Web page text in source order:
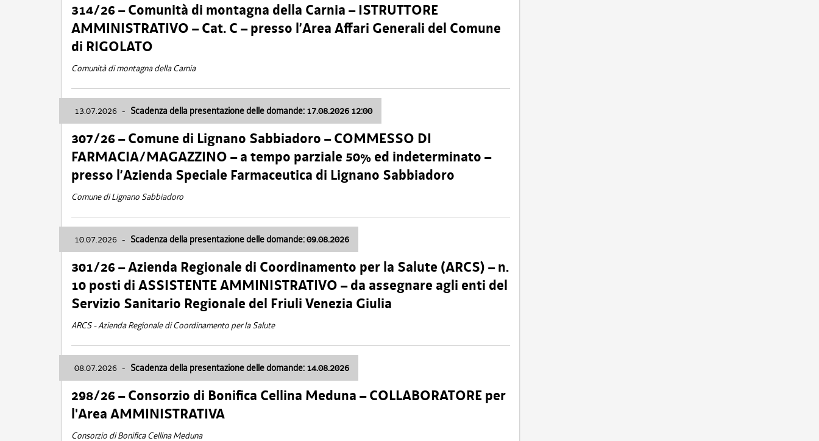
314/26 – Comunità di montagna della Carnia – ISTRUTTORE
AMMINISTRATIVO – Cat. C – presso l’Area Affari Generali del Comune
di RIGOLATO
Comunità di montagna della Carnia
13.07.2026 - Scadenza della presentazione delle domande: 17.08.2026 12:00
307/26 – Comune di Lignano Sabbiadoro – COMMESSO DI
FARMACIA/MAGAZZINO – a tempo parziale 50% ed indeterminato –
presso l’Azienda Speciale Farmaceutica di Lignano Sabbiadoro
Comune di Lignano Sabbiadoro
10.07.2026 - Scadenza della presentazione delle domande: 09.08.2026
301/26 – Azienda Regionale di Coordinamento per la Salute (ARCS) – n.
10 posti di ASSISTENTE AMMINISTRATIVO – da assegnare agli enti del
Servizio Sanitario Regionale del Friuli Venezia Giulia
ARCS - Azienda Regionale di Coordinamento per la Salute
08.07.2026 - Scadenza della presentazione delle domande: 14.08.2026
298/26 – Consorzio di Bonifica Cellina Meduna – COLLABORATORE per
l'Area AMMINISTRATIVA
Consorzio di Bonifica Cellina Meduna